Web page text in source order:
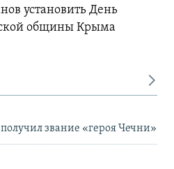
установить День
общины Крыма
звание «героя Чечни»